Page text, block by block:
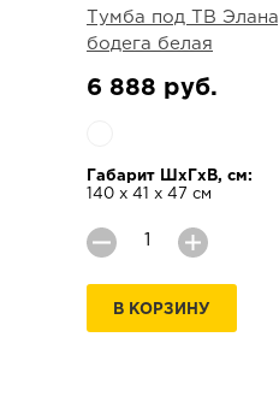
Тумба под ТВ Элана,
бодега белая
6 888 руб.
Габарит ШхГхВ, см:
140 х 41 х 47 см
В КОРЗИНУ